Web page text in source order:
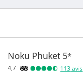
Noku Phuket 5*
4,7 113avis